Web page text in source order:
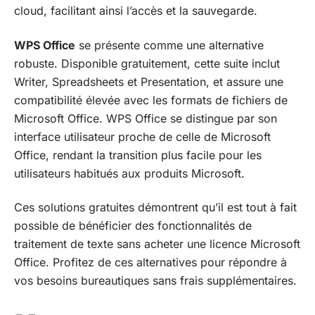
cloud, facilitant ainsi l’accès et la sauvegarde.
WPS Office se présente comme une alternative
robuste. Disponible gratuitement, cette suite inclut
Writer, Spreadsheets et Presentation, et assure une
compatibilité élevée avec les formats de fichiers de
Microsoft Office. WPS Office se distingue par son
interface utilisateur proche de celle de Microsoft
Office, rendant la transition plus facile pour les
utilisateurs habitués aux produits Microsoft.
Ces solutions gratuites démontrent qu’il est tout à fait
possible de bénéficier des fonctionnalités de
traitement de texte sans acheter une licence Microsoft
Office. Profitez de ces alternatives pour répondre à
vos besoins bureautiques sans frais supplémentaires.